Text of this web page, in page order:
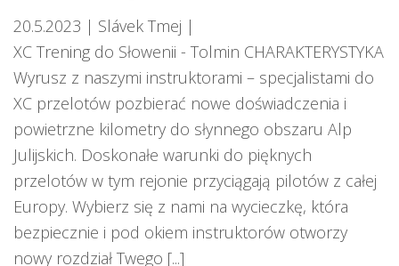
20.5.2023 | Slávek Tmej |
XC Trening do Słowenii - Tolmin CHARAKTERYSTYKA
Wyrusz z naszymi instruktorami – specjalistami do
XC przelotów pozbierać nowe doświadczenia i
powietrzne kilometry do słynnego obszaru Alp
Julijskich. Doskonałe warunki do pięknych
przelotów w tym rejonie przyciągają pilotów z całej
Europy. Wybierz się z nami na wycieczkę, która
bezpiecznie i pod okiem instruktorów otworzy
nowy rozdział Twego [...]